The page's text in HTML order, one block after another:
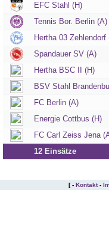
Tippspiel
Aue-
Away
Fanzine
Bilderarchiv
Aue-
Fans
On
Tour
Fanturniere
EFC Stahl (H)
Tennis Bor. Berlin (A)
Hertha 03 Zehlendorf
Spandauer SV (A)
Hertha BSC II (H)
BSV Stahl
FC Berlin (A)
Energie Cottbus (H)
FC Carl Zeiss Jena
12 Einsätze
[ - Kontakt-